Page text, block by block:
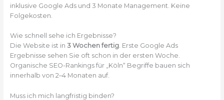
inklusive Google Ads und 3 Monate Management. Keine
Folgekosten.
Wie schnell sehe ich Ergebnisse?
Die Website ist in 3 Wochen fertig. Erste Google Ads
Ergebnisse sehen Sie oft schon in der ersten Woche.
Organische SEO-Rankings für „Köln“ Begriffe bauen sich
innerhalb von 2–4 Monaten auf.
Muss ich mich langfristig binden?